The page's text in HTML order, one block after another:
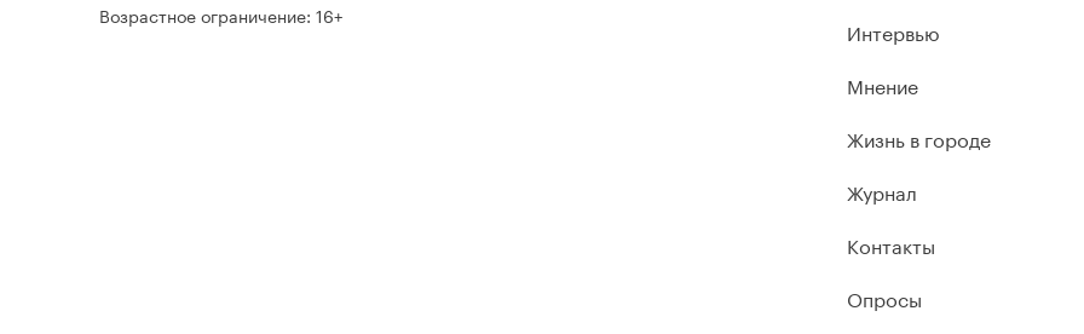
Возрастное ограничение: 16+
Интервью
Мнение
Жизнь в городе
Журнал
Контакты
Опросы